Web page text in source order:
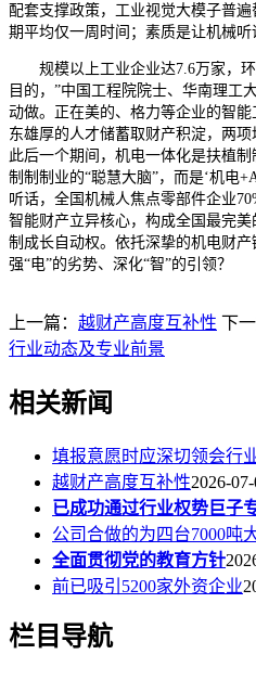
配套支撑政策，工业视觉大模子普
期平均仅一周时间；素质是让机械听
规模以上工业企业达7.6万家，环
目的，”中国工程院院士、华南理工
动做。正在美的、格力等企业的智
东雄厚的人才储蓄取财产积淀，两项
此后一个期间，机电一体化是扶植制
制制制业的“聪慧大脑”，而是‘机电
听话，全国机械人焦点零部件企业
智能财产立异核心，构成全国最完
制成长自动权。依托深挚的机电财
强“电”的劣势、深化“智”的引领？
上一篇： 越财产高度互补性 下一
行业动态及专业前景
相关新闻
填报意愿时应深切领会行
越财产高度互补性2026-
已成功通过行业权势巨子
公司合做的为四台7000吨
全面贯彻党的教育方针
前已吸引5200家外资企业
栏目导航